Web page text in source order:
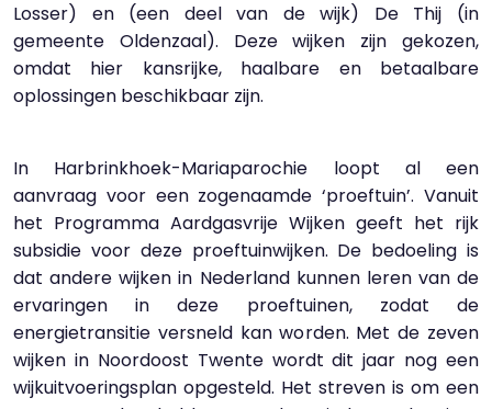
Losser) en (een deel van de wijk) De Thij (in
gemeente Oldenzaal). Deze wijken zijn gekozen,
omdat hier kansrijke, haalbare en betaalbare
oplossingen beschikbaar zijn.
In Harbrinkhoek-Mariaparochie loopt al een
aanvraag voor een zogenaamde ‘proeftuin’. Vanuit
het Programma Aardgasvrije Wijken geeft het rijk
subsidie voor deze proeftuinwijken. De bedoeling is
dat andere wijken in Nederland kunnen leren van de
ervaringen in deze proeftuinen, zodat de
energietransitie versneld kan worden. Met de zeven
wijken in Noordoost Twente wordt dit jaar nog een
wijkuitvoeringsplan opgesteld. Het streven is om een